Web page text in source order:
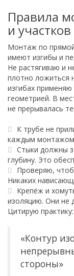
Правила
и
Монтаж по
имеют изгибы и
Не растягиваю и
плотно ложиться
изгибах
геометрией. В
не прерывалась
К трубе не
каждым
Стыки должны
глубину. Это
Проверяю,
Никаких
Крепёж и
изоляцию. Они не
Цитирую практику:
«Контур
стороны»